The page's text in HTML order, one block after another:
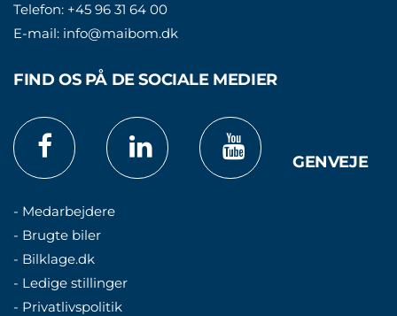
Telefon: +45 96 31 64 00
E-mail: info@maibom.dk
FIND OS PÅ DE SOCIALE MEDIER
GENVEJE
- Medarbejdere
- Brugte biler
- Bilklage.dk
- Ledige stillinger
- Privatlivspolitik